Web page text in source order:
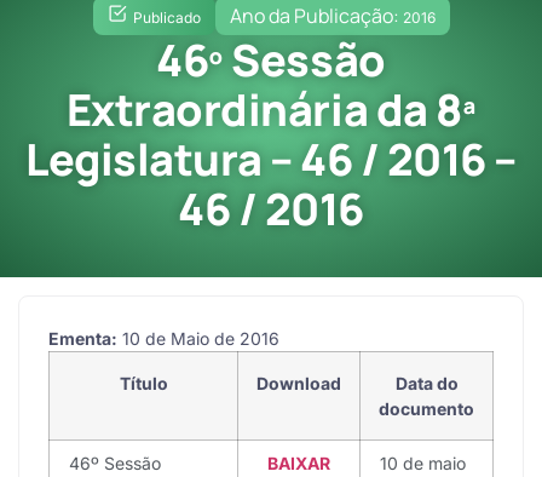
Publicado Ano da Publicação: 2016
46º Sessão
Extraordinária da 8ª
Legislatura – 46 / 2016 –
46 / 2016
Ementa: 10 de Maio de 2016
Título Download
Data do
documento
46º Sessão
BAIXAR
10 de maio